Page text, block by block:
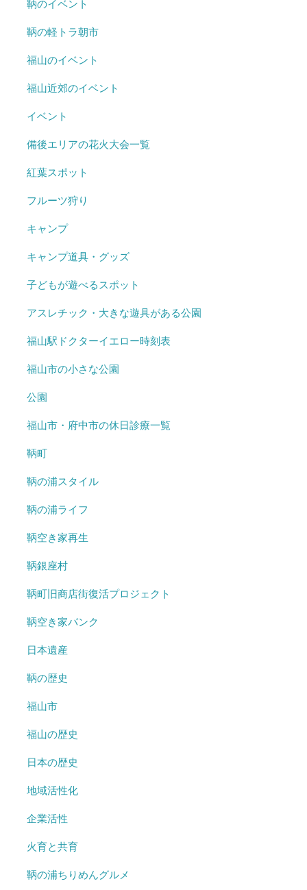
鞆のイベント
鞆の軽トラ朝市
福山のイベント
福山近郊のイベント
イベント
備後エリアの花火大会一覧
紅葉スポット
フルーツ狩り
キャンプ
キャンプ道具・グッズ
子どもが遊べるスポット
アスレチック・大きな遊具がある公園
福山駅ドクターイエロー時刻表
福山市の小さな公園
公園
福山市・府中市の休日診療一覧
鞆町
鞆の浦スタイル
鞆の浦ライフ
鞆空き家再生
鞆銀座村
鞆町旧商店街復活プロジェクト
鞆空き家バンク
日本遺産
鞆の歴史
福山市
福山の歴史
日本の歴史
地域活性化
企業活性
火育と共育
鞆の浦ちりめんグルメ